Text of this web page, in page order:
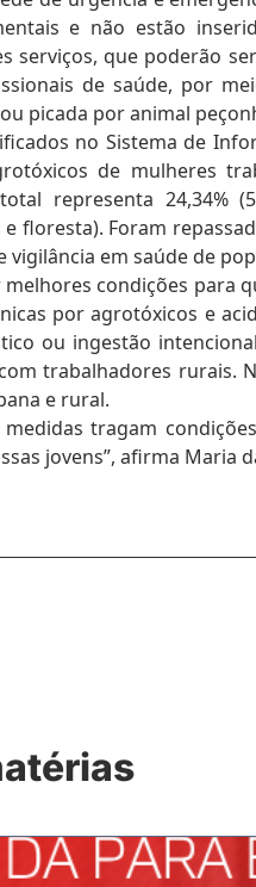
e não estão
serviços, que poderão
de saúde, por
picada por animal
no Sistema de
de mulheres
representa 24,34%
floresta). Foram
em saúde de
condições para
por agrotóxicos e
ou ingestão
trabalhadores rurais.
e rural.
tragam
jovens”, afirma Maria